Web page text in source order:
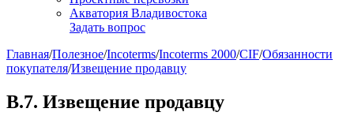
Акватория Владивостока
Задать вопрос
Главная/Полезное/Incoterms/Incoterms 2000/CIF/Обязанности
покупателя/Извещение продавцу
B.7. Извещение продавцу